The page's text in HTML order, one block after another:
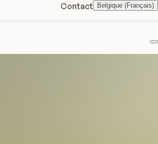
Contact Belgique (Français)